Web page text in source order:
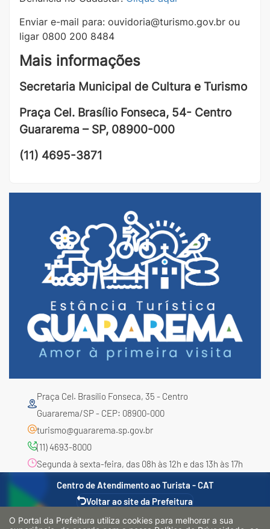
Enviar e-mail para: ouvidoria@turismo.gov.br ou
ligar 0800 200 8484
Mais informações
Secretaria Municipal de Cultura e Turismo
Praça Cel. Brasílio Fonseca, 54- Centro
Guararema – SP, 08900-000
(11) 4695-3871
Praça Cel. Brasílio Fonseca, 35 - Centro
Guararema/SP - CEP: 08900-000
turismo@guararema.sp.gov.br
(11) 4693-8000
Segunda à sexta-feira, das 08h às 12h e das 13h às 17h
Centro de Atendimento ao Turista - CAT
Voltar ao site da Prefeitura
O Portal da Prefeitura utiliza cookies para melhorar a sua